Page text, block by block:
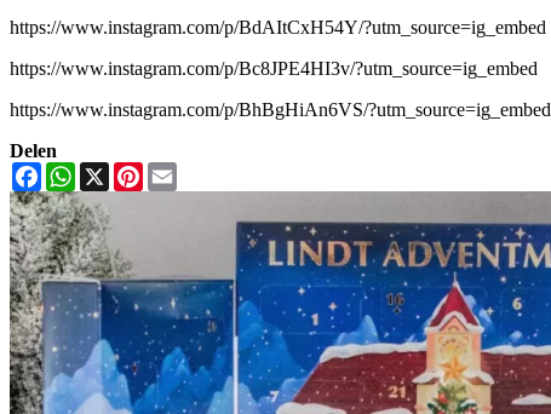
https://www.instagram.com/p/BdAItCxH54Y/?utm_source=ig_embed
https://www.instagram.com/p/Bc8JPE4HI3v/?utm_source=ig_embed
https://www.instagram.com/p/BhBgHiAn6VS/?utm_source=ig_embed
Delen
FacebookWhatsApp
X Pinterest